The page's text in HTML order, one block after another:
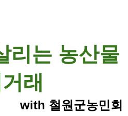
리는 농산물
래
with 철원군농민회